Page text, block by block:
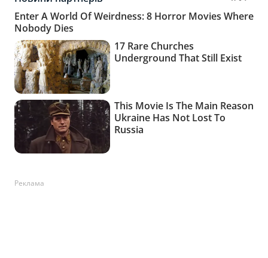
Реклама